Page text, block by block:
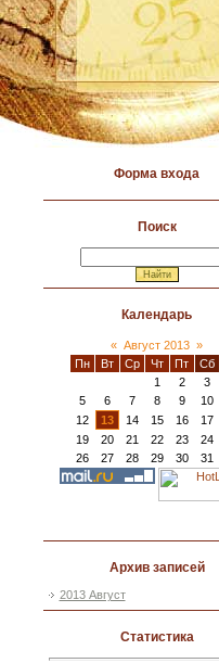
Форма входа
Поиск
Календарь
« Август 2013 »
Пн
Вт Ср Чт Пт Сб
1
2 3
5
6 7 8 9 10
12
13 14 15 16 17
19
20 21 22 23 24
26
27 28 29 30 31
Архив записей
2013 Август
Статистика